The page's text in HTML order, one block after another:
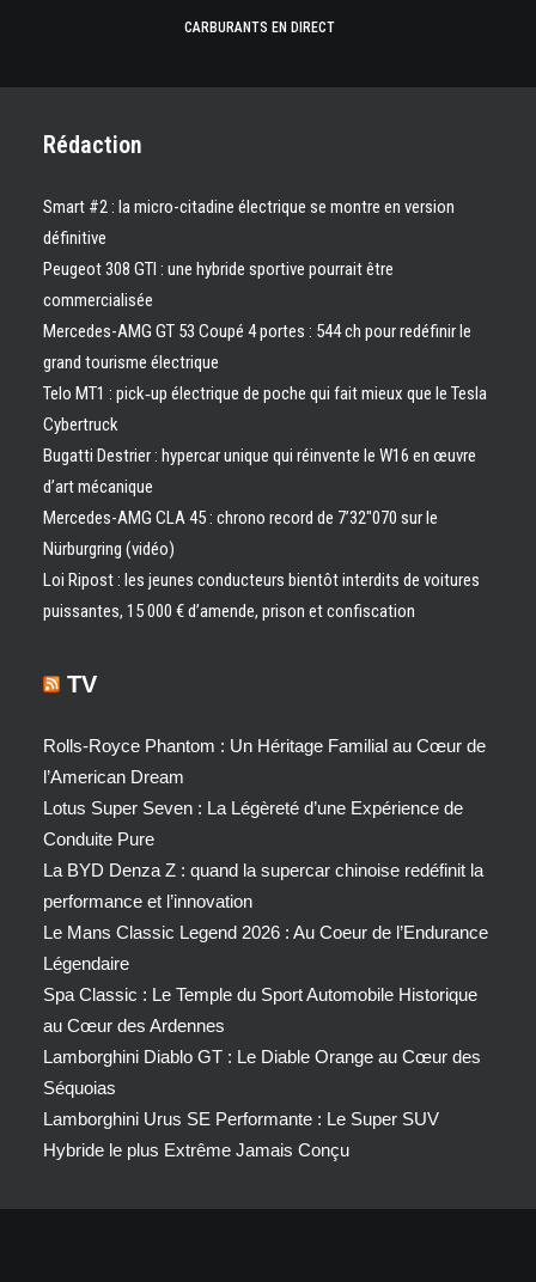
CARBURANTS EN DIRECT
Rédaction
Smart #2 : la micro-citadine électrique se montre en version
définitive
Peugeot 308 GTI : une hybride sportive pourrait être
commercialisée
Mercedes-AMG GT 53 Coupé 4 portes : 544 ch pour redéfinir le
grand tourisme électrique
Telo MT1 : pick‑up électrique de poche qui fait mieux que le Tesla
Cybertruck
Bugatti Destrier : hypercar unique qui réinvente le W16 en œuvre
d’art mécanique
Mercedes-AMG CLA 45 : chrono record de 7’32″070 sur le
Nürburgring (vidéo)
Loi Ripost : les jeunes conducteurs bientôt interdits de voitures
puissantes, 15 000 € d’amende, prison et confiscation
TV
Rolls-Royce Phantom : Un Héritage Familial au Cœur de
l’American Dream
Lotus Super Seven : La Légèreté d’une Expérience de
Conduite Pure
La BYD Denza Z : quand la supercar chinoise redéfinit la
performance et l’innovation
Le Mans Classic Legend 2026 : Au Coeur de l’Endurance
Légendaire
Spa Classic : Le Temple du Sport Automobile Historique
au Cœur des Ardennes
Lamborghini Diablo GT : Le Diable Orange au Cœur des
Séquoias
Lamborghini Urus SE Performante : Le Super SUV
Hybride le plus Extrême Jamais Conçu